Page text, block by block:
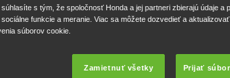
s tým, že spoločnosť Honda a jej partneri zbierajú údaje a
funkcie a meranie. Viac sa môžete dozvedieť a
súborov cookie.
Zamietnuť všetky Prijať